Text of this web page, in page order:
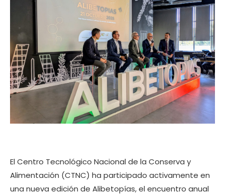
El Centro Tecnológico Nacional de la Conserva y
Alimentación (CTNC) ha participado activamente en
una nueva edición de Alibetopías, el encuentro anual